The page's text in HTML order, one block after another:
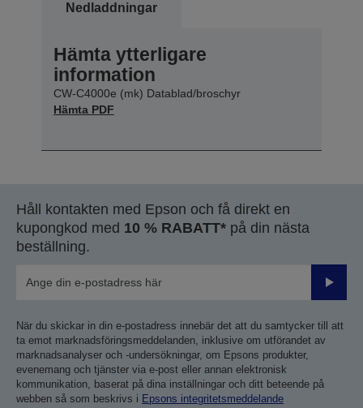
Nedladdningar
Hämta ytterligare
information
CW-C4000e (mk) Datablad/broschyr
Hämta PDF
Håll kontakten med Epson och få direkt en
kupongkod med 10 % RABATT* på din nästa
beställning.
Skicka
När du skickar in din e-postadress innebär det att du samtycker till att
ta emot marknadsföringsmeddelanden, inklusive om utförandet av
marknadsanalyser och -undersökningar, om Epsons produkter,
evenemang och tjänster via e-post eller annan elektronisk
kommunikation, baserat på dina inställningar och ditt beteende på
webben så som beskrivs i Epsons integritetsmeddelande